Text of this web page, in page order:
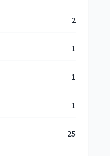
2
1
1
1
25